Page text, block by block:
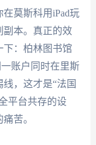
莫斯科用iPad玩
副本。真正的效
下：柏林图书馆
账户同时在里斯
，这才是“法国
平台共存的设
苦。